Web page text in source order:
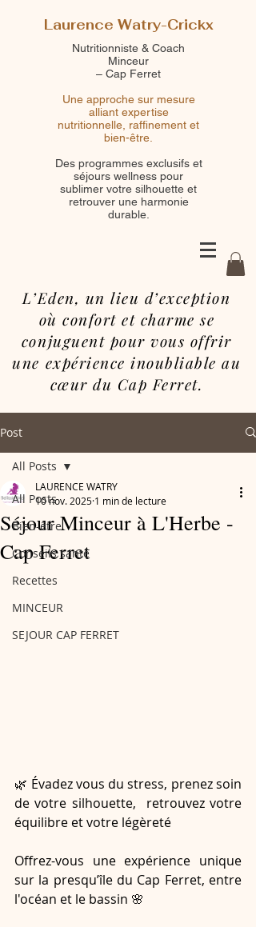
Laurence Watry-Crickx
Nutritionniste & Coach
Minceur
– Cap Ferret
Une approche sur mesure
alliant expertise
nutritionnelle, raffinement et
bien-être.
Des programmes exclusifs et
séjours wellness pour
sublimer votre silhouette et
retrouver une harmonie
durable.
L’Eden, un lieu d’exception
où confort et charme se
conjuguent pour vous offrir
une expérience inoubliable au
cœur du Cap Ferret.
Post
All Posts
Bien-être
Conseils santé
Recettes
MINCEUR
SEJOUR CAP FERRET
All Posts
Séjour Minceur à L'Herbe -
Cap Ferret
LAURENCE WATRY
10 nov. 2025 1 min de lecture
🌿 Évadez vous du stress, prenez soin
de votre silhouette,  retrouvez votre
équilibre et votre légèreté
Offrez-vous une expérience unique
sur la presqu’île du Cap Ferret, entre
l'océan et le bassin 🌸